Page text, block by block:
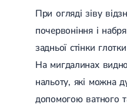
При огляді зіву
почервоніння і
задньої стінки
На мигдалинах
нальоту, які можна
допомогою ватного